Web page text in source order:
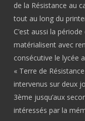
de la Résistance au
tout au long du
C’est aussi la
matérialisent avec
consécutive le lycée
« Terre de
intervenus sur deux
3ème jusqu’aux
intéressés par la